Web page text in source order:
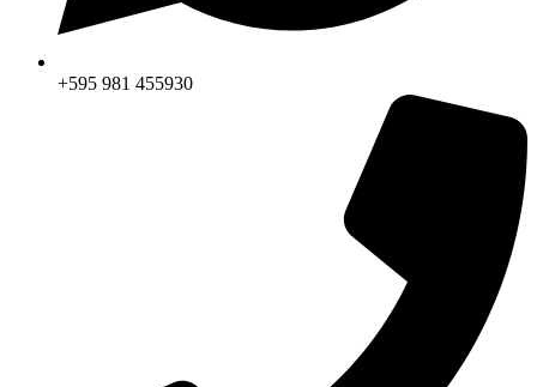
+595 981 455930